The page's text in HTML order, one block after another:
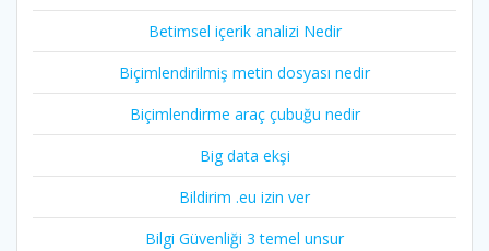
Betimsel içerik analizi Nedir
Biçimlendirilmiş metin dosyası nedir
Biçimlendirme araç çubuğu nedir
Big data ekşi
Bildirim .eu izin ver
Bilgi Güvenliği 3 temel unsur